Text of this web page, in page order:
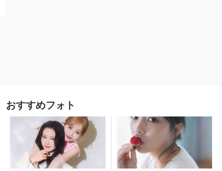
おすすめフォト